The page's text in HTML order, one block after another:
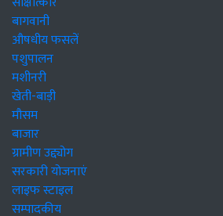
बागवानी
औषधीय फसलें
पशुपालन
मशीनरी
खेती-बाड़ी
मौसम
बाजार
ग्रामीण उद्द्योग
सरकारी योजनाएं
लाइफ स्टाइल
सम्पादकीय